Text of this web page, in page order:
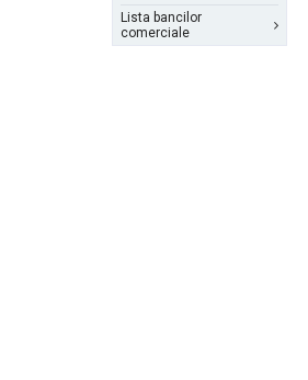
Lista bancilor
comerciale